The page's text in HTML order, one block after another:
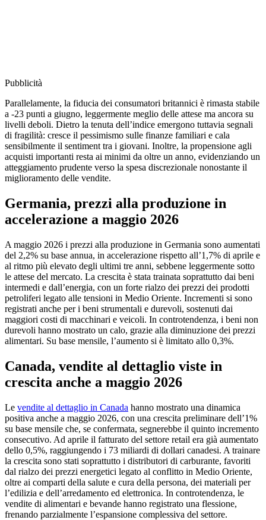
Pubblicità
Parallelamente, la fiducia dei consumatori britannici è rimasta stabile
a -23 punti a giugno, leggermente meglio delle attese ma ancora su
livelli deboli. Dietro la tenuta dell’indice emergono tuttavia segnali
di fragilità: cresce il pessimismo sulle finanze familiari e cala
sensibilmente il sentiment tra i giovani. Inoltre, la propensione agli
acquisti importanti resta ai minimi da oltre un anno, evidenziando un
atteggiamento prudente verso la spesa discrezionale nonostante il
miglioramento delle vendite.
Germania, prezzi alla produzione in
accelerazione a maggio 2026
A maggio 2026 i prezzi alla produzione in Germania sono aumentati
del 2,2% su base annua, in accelerazione rispetto all’1,7% di aprile e
al ritmo più elevato degli ultimi tre anni, sebbene leggermente sotto
le attese del mercato. La crescita è stata trainata soprattutto dai beni
intermedi e dall’energia, con un forte rialzo dei prezzi dei prodotti
petroliferi legato alle tensioni in Medio Oriente. Incrementi si sono
registrati anche per i beni strumentali e durevoli, sostenuti dai
maggiori costi di macchinari e veicoli. In controtendenza, i beni non
durevoli hanno mostrato un calo, grazie alla diminuzione dei prezzi
alimentari. Su base mensile, l’aumento si è limitato allo 0,3%.
Canada, vendite al dettaglio viste in
crescita anche a maggio 2026
Le vendite al dettaglio in Canada hanno mostrato una dinamica
positiva anche a maggio 2026, con una crescita preliminare dell’1%
su base mensile che, se confermata, segnerebbe il quinto incremento
consecutivo. Ad aprile il fatturato del settore retail era già aumentato
dello 0,5%, raggiungendo i 73 miliardi di dollari canadesi. A trainare
la crescita sono stati soprattutto i distributori di carburante, favoriti
dal rialzo dei prezzi energetici legato al conflitto in Medio Oriente,
oltre ai comparti della salute e cura della persona, dei materiali per
l’edilizia e dell’arredamento ed elettronica. In controtendenza, le
vendite di alimentari e bevande hanno registrato una flessione,
frenando parzialmente l’espansione complessiva del settore.